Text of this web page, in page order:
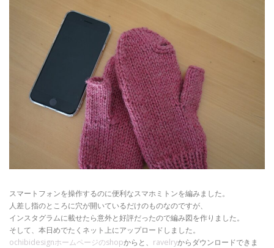
スマートフォンを操作するのに便利なスマホミトンを編みました。
人差し指のところに穴が開いているだけのものなのですが、
インスタグラムに載せたら意外と好評だったので編み図を作りました。
そして、本日めでたくネット上にアップロードしました。
ochibidesignホームページのshopからと、 ravelryからダウンロードできま